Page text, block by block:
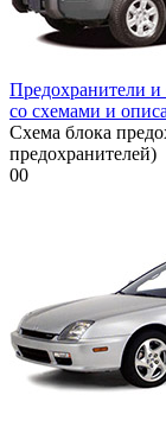
Предохранители и
со схемами и
Схема блока
предохранителей)
00